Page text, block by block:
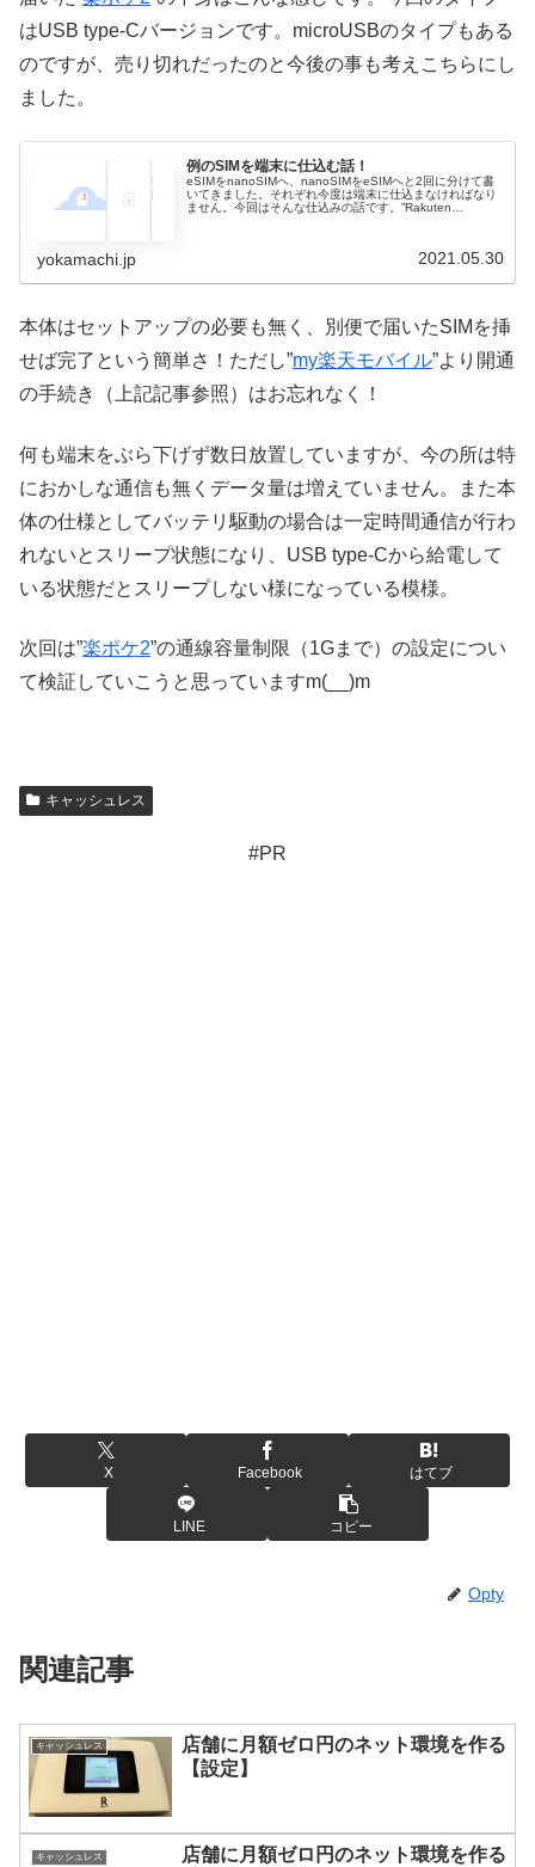
はUSB type-Cバージョンです。microUSBのタイプもある
のですが、売り切れだったのと今後の事も考えこちらにし
ました。
例のSIMを端末に仕込む話！
eSIMをnanoSIMへ、nanoSIMをeSIMへと2回に分けて書
いてきました。それぞれ今度は端末に仕込まなければなり
ません。今回はそんな仕込みの話です。”Rakuten
yokamachi.jp 2021.05.30
本体はセットアップの必要も無く、別便で届いたSIMを挿
せば完了という簡単さ！ただし”my楽天モバイル”より開通
の手続き（上記記事参照）はお忘れなく！
何も端末をぶら下げず数日放置していますが、今の所は特
におかしな通信も無くデータ量は増えていません。また本
体の仕様としてバッテリ駆動の場合は一定時間通信が行わ
れないとスリープ状態になり、USB type-Cから給電して
いる状態だとスリープしない様になっている模様。
次回は”楽ポケ2”の通線容量制限（1Gまで）の設定につい
て検証していこうと思っていますm(__)m
キャッシュレス
#PR
X Facebook はてブ
LINE コピー
Opty
関連記事
キャッシュレス
店舗に月額ゼロ円のネット環境を作る
【設定】
キャッシュレス
店舗に月額ゼロ円のネット環境を作る